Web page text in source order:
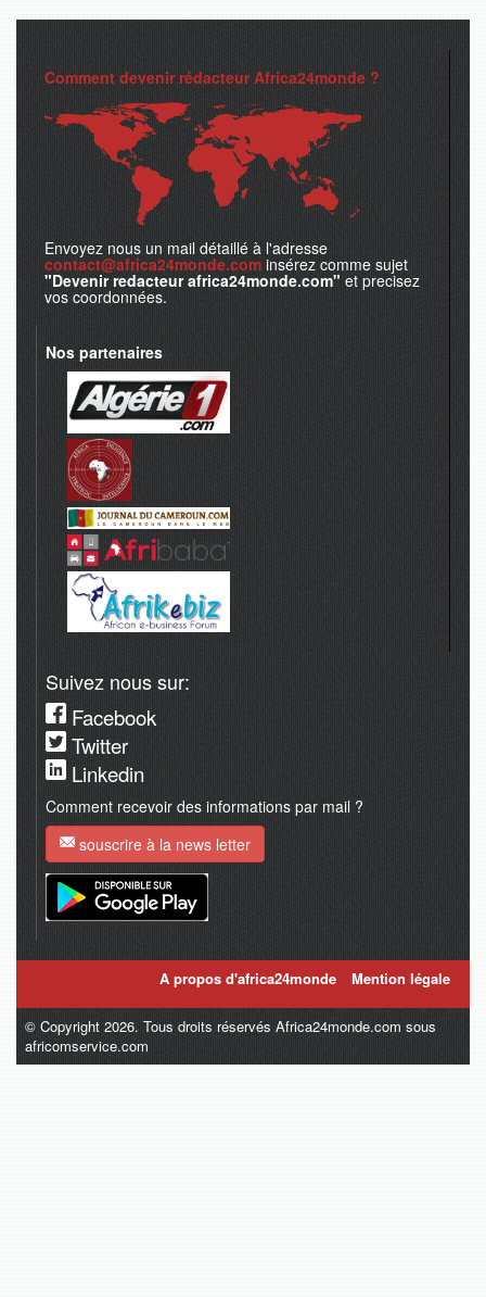
Comment devenir rédacteur Africa24monde ?
Envoyez nous un mail détaillé à l'adresse
contact@africa24monde.com insérez comme sujet
"Devenir redacteur africa24monde.com" et precisez
vos coordonnées.
Nos partenaires
Suivez nous sur:
Facebook
Twitter
Linkedin
Comment recevoir des informations par mail ?
souscrire à la news letter
A propos d'africa24monde Mention légale
© Copyright 2026. Tous droits réservés Africa24monde.com sous
africomservice.com